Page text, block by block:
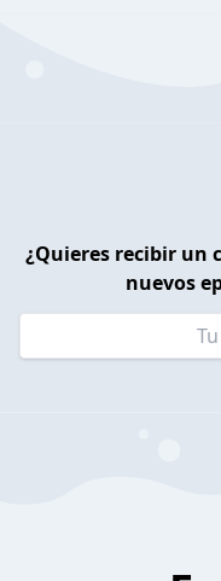
¿Quieres recibir un
nuevos